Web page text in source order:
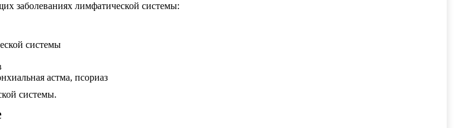
заболеваниях лимфатической системы:
системы
астма, псориаз
системы.